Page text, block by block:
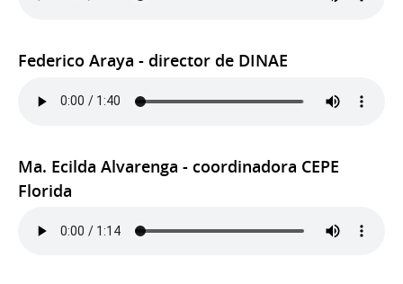
Federico Araya - director de DINAE
Ma. Ecilda Alvarenga - coordinadora CEPE
Florida